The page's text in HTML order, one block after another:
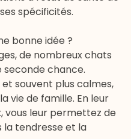
spécificités.
bonne idée ?
, de nombreux chats
chance.
souvent plus calmes,
vie de famille. En leur
vous leur permettez de
la tendresse et la